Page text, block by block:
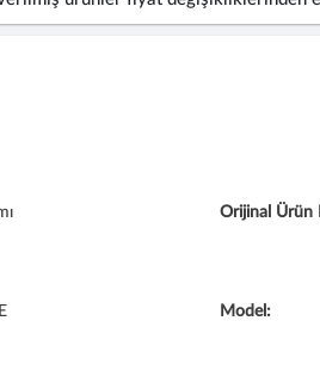
Orijinal Ürün
Model: